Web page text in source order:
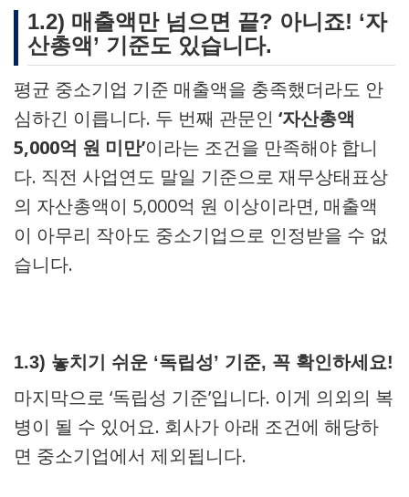
1.2) 매출액만 넘으면 끝? 아니죠! ‘자
산총액’ 기준도 있습니다.
평균 중소기업 기준 매출액을 충족했더라도 안
심하긴 이릅니다. 두 번째 관문인 ‘자산총액
5,000억 원 미만’이라는 조건을 만족해야 합니
다. 직전 사업연도 말일 기준으로 재무상태표상
의 자산총액이 5,000억 원 이상이라면, 매출액
이 아무리 작아도 중소기업으로 인정받을 수 없
습니다.
1.3) 놓치기 쉬운 ‘독립성’ 기준, 꼭 확인하세요!
마지막으로 ‘독립성 기준’입니다. 이게 의외의 복
병이 될 수 있어요. 회사가 아래 조건에 해당하
면 중소기업에서 제외됩니다.